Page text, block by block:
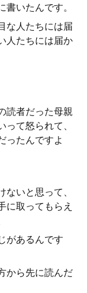
いたんです。
な人たちには届
人たちには届か
読者だった母親
て怒られて、
ったんですよ
いと思って、
に取ってもらえ
があるんです
から先に読んだ